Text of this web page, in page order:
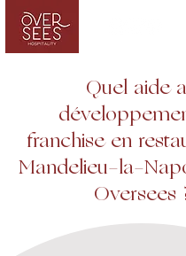
Quel aide
franchise en
Mandelieu-la-
Oversees